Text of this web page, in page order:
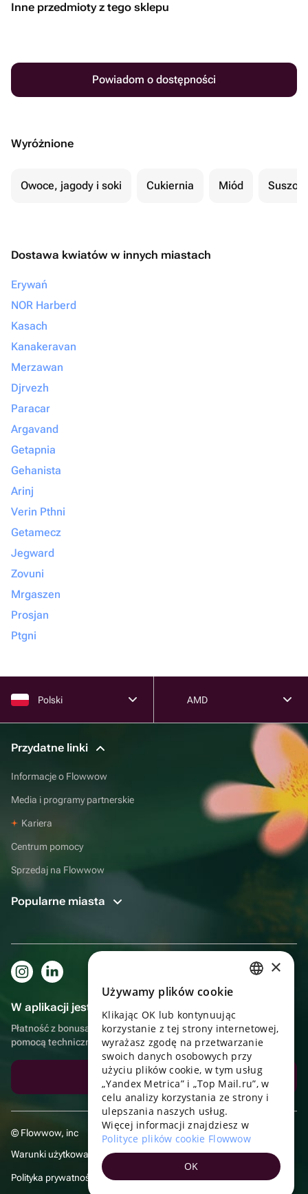
Inne przedmioty z tego sklepu
Powiadom o dostępności
Wyróżnione
Owoce, jagody i soki Cukiernia Miód
Dostawa kwiatów w innych miastach
Erywań
NOR Harberd
Kasach
Kanakeravan
Merzawan
Djrvezh
Paracar
Argavand
Getapnia
Gehanista
Arinj
Verin Pthni
Getamecz
Jegward
Zovuni
Mrgaszen
Prosjan
Ptgni
Polski AMD
Przydatne linki
Informacje o Flowwow
Media i programy partnerskie
Kariera
Centrum pomocy
Sprzedaj na Flowwow
Popularne miasta
W aplikacji jest to jeszcze wygodniejsze!
Płatność z bonusami, samodzielna dostawa, wygodny czat z
pomocą techniczną
Pobierz aplikację
© Flowwow, inc
Warunki użytkowania
Polityka prywatności
UKRAINIAN
PORTUGUESE
SPANISH
TURKISH
×
Używamy plików cookie
Klikając OK lub kontynuując
korzystanie z tej strony internetowej,
wyrażasz zgodę na przetwarzanie
swoich danych osobowych przy
użyciu plików cookie, w tym usług
„Yandex Metrica” i „Top Mail.ru”, w
celu analizy korzystania ze strony i
ulepszania naszych usług.
Więcej informacji znajdziesz w
Polityce plików cookie Flowwow
OK